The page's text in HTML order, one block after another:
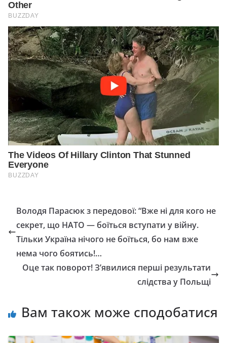
Володя Парасюк з передової: “Вже ні для кого не
секрет, що НAТO — боїться вступати у вiйну.
Тільки Україна нічого не боїться, бо нам вже
нема чого боятись!…
Оце так поворот! З’явилися перші результати
слідства у Польщі
Вам також може сподобатися